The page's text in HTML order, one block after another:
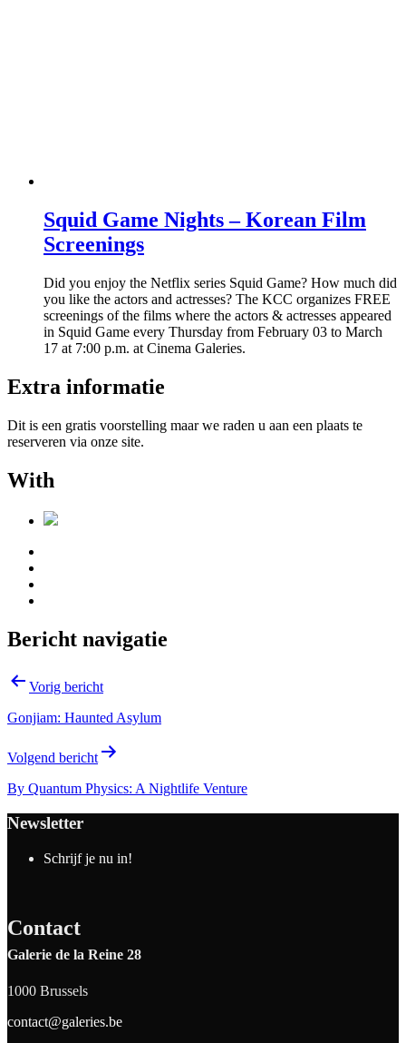
Squid Game Nights – Korean Film
Screenings
Did you enjoy the Netflix series Squid Game? How much did
you like the actors and actresses? The KCC organizes FREE
screenings of the films where the actors & actresses appeared
in Squid Game every Thursday from February 03 to March
17 at 7:00 p.m. at Cinema Galeries.
Extra informatie
Dit is een gratis voorstelling maar we raden u aan een plaats te
reserveren via onze site.
With
Bericht navigatie
Vorig bericht
Gonjiam: Haunted Asylum
Volgend bericht
By Quantum Physics: A Nightlife Venture
Newsletter
Schrijf je nu in!
Contact
Galerie de la Reine 28
1000 Brussels
contact@galeries.be